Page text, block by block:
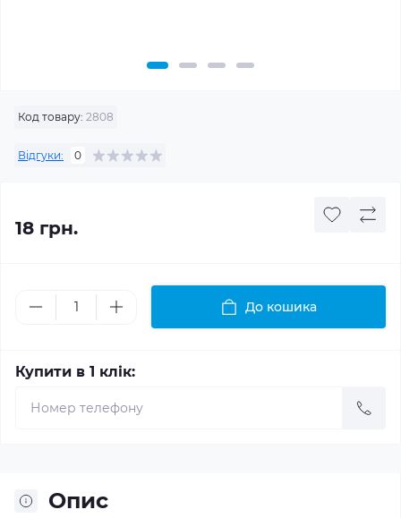
Код товару: 2808
Відгуки: 0
18 грн.
До кошика
Купити в 1 клік:
Опис